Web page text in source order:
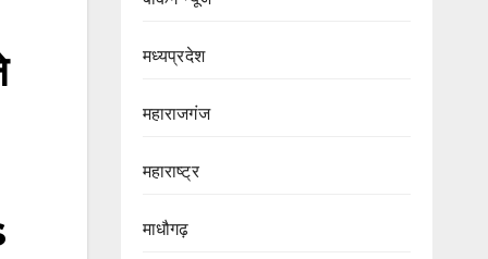
मध्यप्रदेश
महाराजगंज
महाराष्ट्र
माधौगढ़